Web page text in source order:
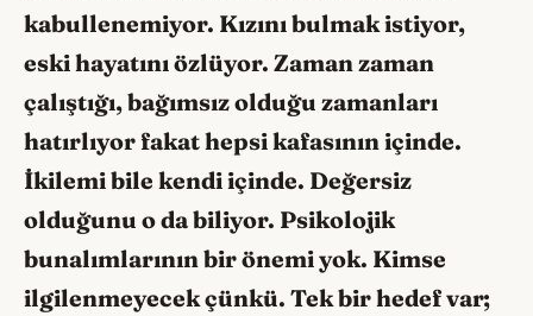
kabullenemiyor. Kızını bulmak istiyor,
eski hayatını özlüyor. Zaman zaman
çalıştığı, bağımsız olduğu zamanları
hatırlıyor fakat hepsi kafasının içinde.
İkilemi bile kendi içinde. Değersiz
olduğunu o da biliyor. Psikolojik
bunalımlarının bir önemi yok. Kimse
ilgilenmeyecek çünkü. Tek bir hedef var;